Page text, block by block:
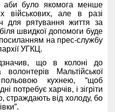
аби було якомога менше
військових, але в разі
для рятування життя за
швидкої допомоги буде
на прес-службу
УГКЦ.
що в колоні до
Мальтійської
кухнею, “щоб
потребує харчів, і зігріти
страждають від холоду, бо